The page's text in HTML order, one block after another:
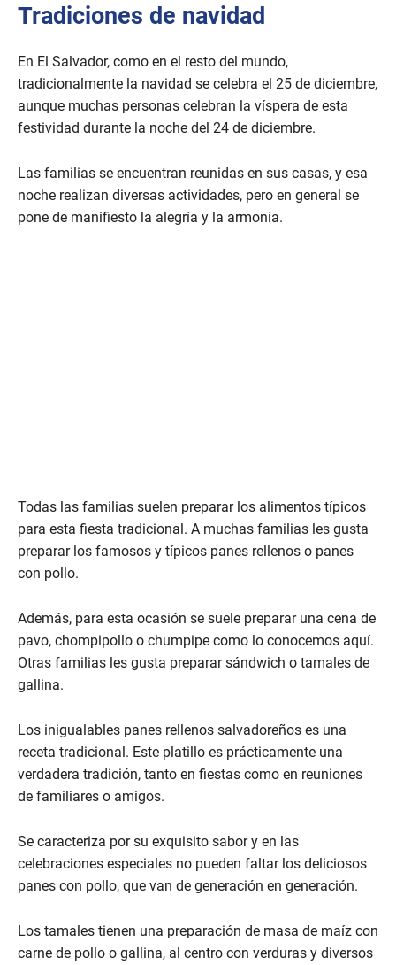
Tradiciones de navidad
En El Salvador, como en el resto del mundo,
tradicionalmente la navidad se celebra el 25 de diciembre,
aunque muchas personas celebran la víspera de esta
festividad durante la noche del 24 de diciembre.
Las familias se encuentran reunidas en sus casas, y esa
noche realizan diversas actividades, pero en general se
pone de manifiesto la alegría y la armonía.
Todas las familias suelen preparar los alimentos típicos
para esta fiesta tradicional. A muchas familias les gusta
preparar los famosos y típicos panes rellenos o panes
con pollo.
Además, para esta ocasión se suele preparar una cena de
pavo, chompipollo o chumpipe como lo conocemos aquí.
Otras familias les gusta preparar sándwich o tamales de
gallina.
Los inigualables panes rellenos salvadoreños es una
receta tradicional. Este platillo es prácticamente una
verdadera tradición, tanto en fiestas como en reuniones
de familiares o amigos.
Se caracteriza por su exquisito sabor y en las
celebraciones especiales no pueden faltar los deliciosos
panes con pollo, que van de generación en generación.
Los tamales tienen una preparación de masa de maíz con
carne de pollo o gallina, al centro con verduras y diversos